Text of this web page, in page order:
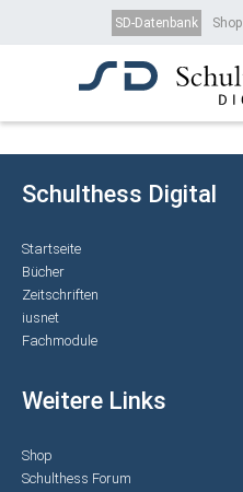
Direkt zum Inhalt
Top Menu
SD-Datenbank Shop
Schulthess Digital
Startseite
Bücher
Zeitschriften
iusnet
Fachmodule
Weitere Links
Shop
Schulthess Forum